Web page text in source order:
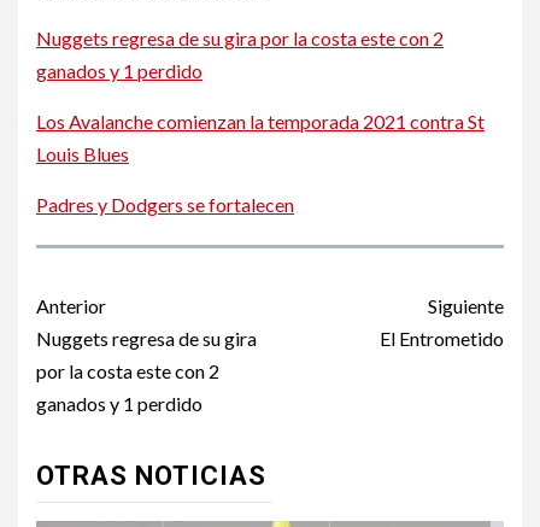
Nuggets regresa de su gira por la costa este con 2
ganados y 1 perdido
Los Avalanche comienzan la temporada 2021 contra St
Louis Blues
Padres y Dodgers se fortalecen
Post
navigation
Anterior
Nuggets regresa de su gira
por la costa este con 2
ganados y 1 perdido
Siguiente
El Entrometido
OTRAS NOTICIAS